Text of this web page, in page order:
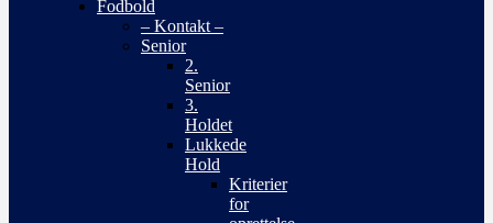
Fodbold
– Kontakt –
Senior
2.
Senior
3.
Holdet
Lukkede
Hold
Kriterier
for